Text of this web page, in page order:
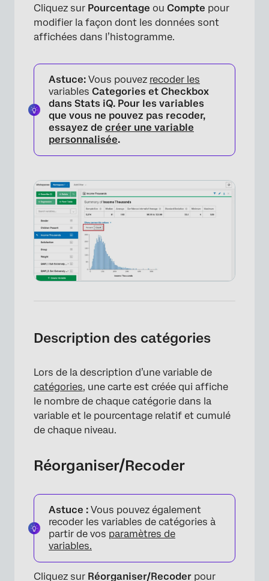
Cliquez sur Pourcentage ou Compte pour
modifier la façon dont les données sont
affichées dans l’histogramme.
Astuce: Vous pouvez recoder les
variables Categories et Checkbox
dans Stats iQ. Pour les variables
que vous ne pouvez pas recoder,
essayez de créer une variable
personnalisée.
Description des catégories
Lors de la description d’une variable de
catégories, une carte est créée qui affiche
le nombre de chaque catégorie dans la
variable et le pourcentage relatif et cumulé
de chaque niveau.
Réorganiser/Recoder
Astuce : Vous pouvez également
recoder les variables de catégories à
partir de vos paramètres de
variables.
Cliquez sur Réorganiser/Recoder pour